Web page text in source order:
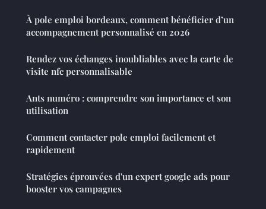
À pole emploi bordeaux, comment bénéficier d’un
accompagnement personnalisé en 2026
Rendez vos échanges inoubliables avec la carte de
visite nfc personnalisable
Ants numéro : comprendre son importance et son
utilisation
Comment contacter pole emploi facilement et
rapidement
Stratégies éprouvées d'un expert google ads pour
booster vos campagnes